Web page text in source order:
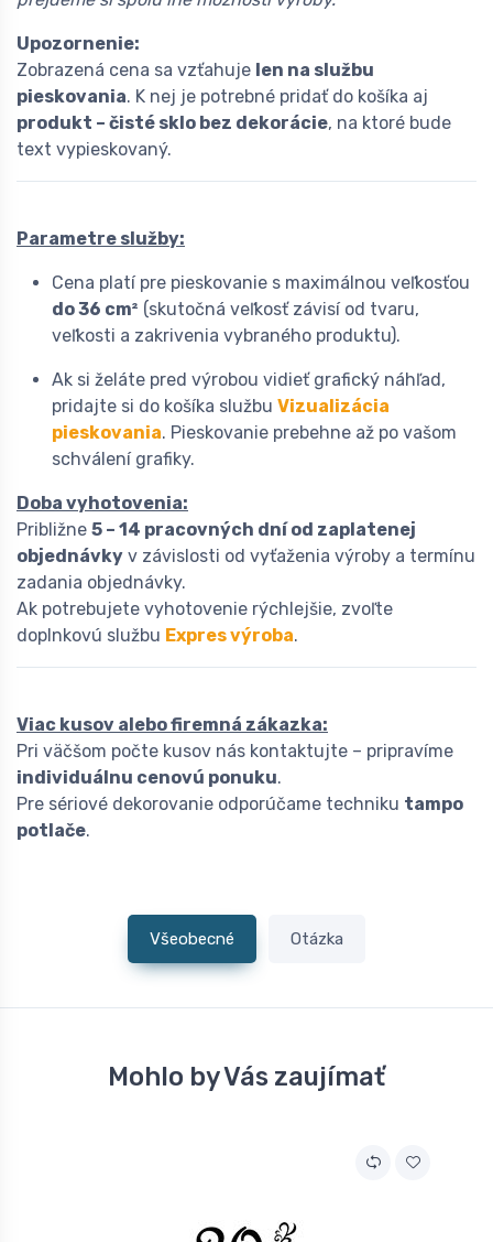
Upozornenie:
Zobrazená cena sa vzťahuje len na službu
pieskovania. K nej je potrebné pridať do košíka aj
produkt – čisté sklo bez dekorácie, na ktoré bude
text vypieskovaný.
Parametre služby:
Cena platí pre pieskovanie s maximálnou veľkosťou
do 36 cm² (skutočná veľkosť závisí od tvaru,
veľkosti a zakrivenia vybraného produktu).
Ak si želáte pred výrobou vidieť grafický náhľad,
pridajte si do košíka službu Vizualizácia
pieskovania. Pieskovanie prebehne až po vašom
schválení grafiky.
Doba vyhotovenia:
Približne 5 – 14 pracovných dní od zaplatenej
objednávky v závislosti od vyťaženia výroby a termínu
zadania objednávky.
Ak potrebujete vyhotovenie rýchlejšie, zvoľte
doplnkovú službu Expres výroba.
Viac kusov alebo firemná zákazka:
Pri väčšom počte kusov nás kontaktujte – pripravíme
individuálnu cenovú ponuku.
Pre sériové dekorovanie odporúčame techniku tampo
potlače.
Všeobecné Otázka
Mohlo by Vás zaujímať